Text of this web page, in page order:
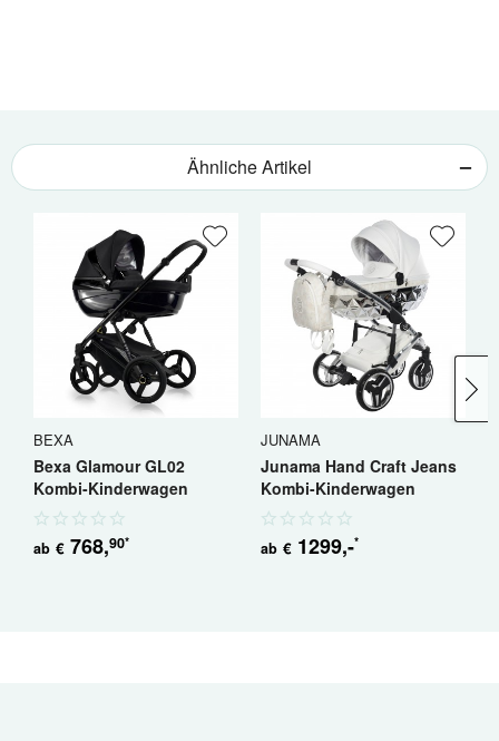
Ähnliche Artikel
BEXA
Bexa Glamour GL02
Kombi-Kinderwagen
ab € 768,90*
JUNAMA
Junama Hand Craft Jeans
Kombi-Kinderwagen
ab € 1299,-*